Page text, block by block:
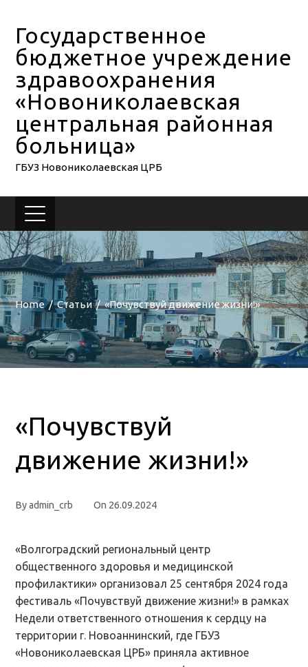
Государственное
бюджетное учреждение
здравоохранения
«Новониколаевская
центральная районная
больница»
ГБУЗ Новониколаевская ЦРБ
Home Статьи «Почувствуй движение жизни!»
«Почувствуй
движение жизни!»
Byadmin_crb On 26.09.2024
«Волгоградский региональный центр
общественного здоровья и медицинской
профилактики» организовал 25 сентября 2024 года
фестиваль «Почувствуй движение жизни!» в рамках
Недели ответственного отношения к сердцу на
территории г. Новоаннинский, где ГБУЗ
«Новониколаевская ЦРБ» приняла активное